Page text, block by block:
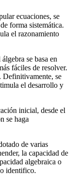
ecuaciones, se
forma sistemática.
el razonamiento
se basa en
fáciles de resolver.
Definitivamente, se
el desarrollo y
inicial, desde el
se haga
de varias
la capacidad de
algebraica o
identifico.